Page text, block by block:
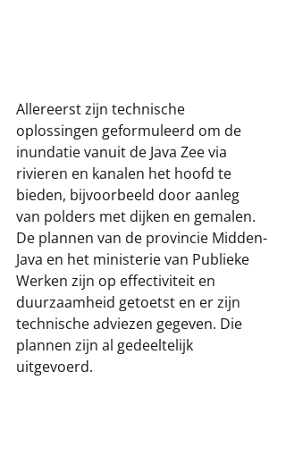
Allereerst zijn technische
oplossingen geformuleerd om de
inundatie vanuit de Java Zee via
rivieren en kanalen het hoofd te
bieden, bijvoorbeeld door aanleg
van polders met dijken en gemalen.
De plannen van de provincie Midden-
Java en het ministerie van Publieke
Werken zijn op effectiviteit en
duurzaamheid getoetst en er zijn
technische adviezen gegeven. Die
plannen zijn al gedeeltelijk
uitgevoerd.